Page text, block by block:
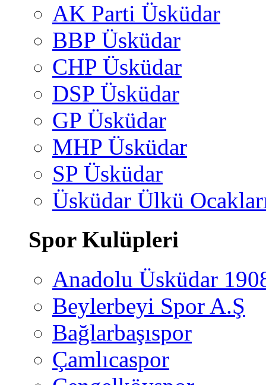
AK Parti Üsküdar
BBP Üsküdar
CHP Üsküdar
DSP Üsküdar
GP Üsküdar
MHP Üsküdar
SP Üsküdar
Üsküdar Ülkü
Spor Kulüpleri
Anadolu Üsküdar
Beylerbeyi Spor A.Ş
Bağlarbaşıspor
Çamlıcaspor